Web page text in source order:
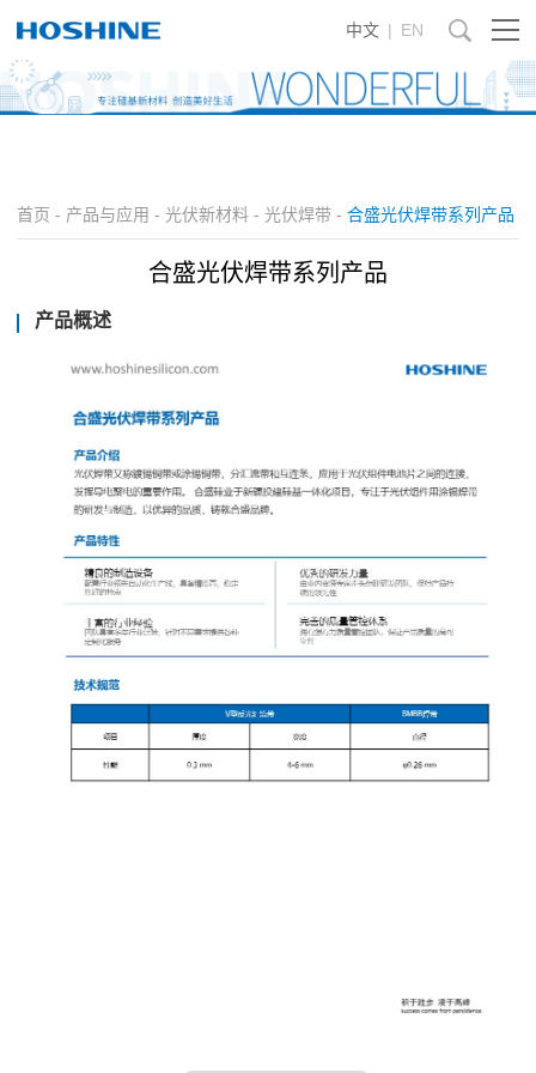
中文 | EN
首页 - 产品与应用 - 光伏新材料- 光伏焊带- 合盛光伏焊带系列产品
合盛光伏焊带系列产品
产品概述